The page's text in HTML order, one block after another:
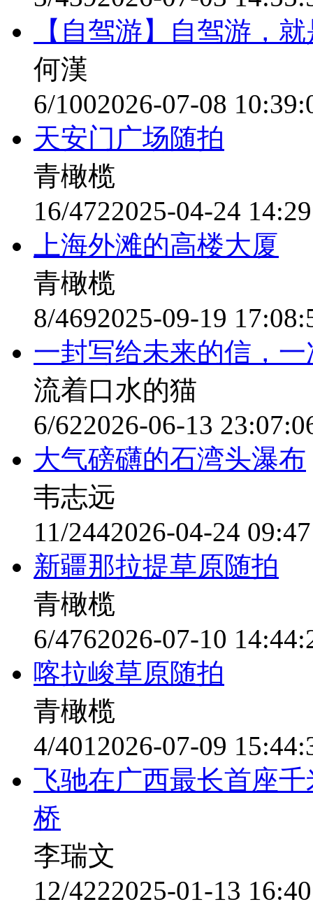
【自驾游】自驾游，
何漢
6/1002026-07-08
天安门广场随拍
青橄榄
16/4722025-04-24
上海外滩的高楼大厦
青橄榄
8/4692025-09-19
一封写给未来的信，
流着口水的猫
6/622026-06-13
大气磅礴的石湾头瀑布
韦志远
11/2442026-04-24
新疆那拉提草原随拍
青橄榄
6/4762026-07-10
喀拉峻草原随拍
青橄榄
4/4012026-07-09
飞驰在广西最长首座
桥
李瑞文
12/4222025-01-13